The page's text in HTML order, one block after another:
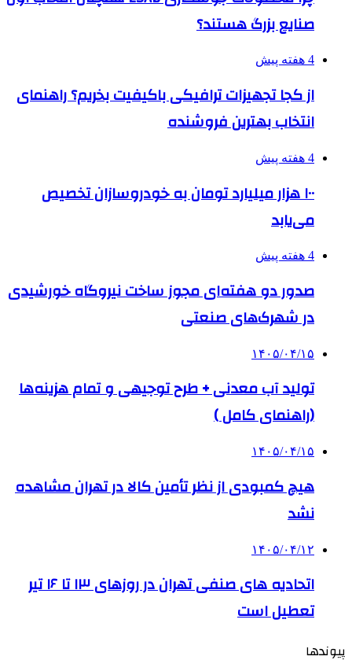
صنایع بزرگ هستند؟
4 هفته پیش
از کجا تجهیزات ترافیکی باکیفیت بخریم؟ راهنمای
انتخاب بهترین فروشنده
4 هفته پیش
۱۰۰ هزار میلیارد تومان به خودروسازان تخصیص
می‌یابد
4 هفته پیش
صدور دو هفته‌ای مجوز ساخت نیروگاه خورشیدی
در شهرک‌های صنعتی
۱۴۰۵/۰۴/۱۵
تولید آب معدنی + طرح توجیهی و تمام هزینه‌ها
(راهنمای کامل )
۱۴۰۵/۰۴/۱۵
هیچ کمبودی از نظر تأمین کالا در تهران مشاهده
نشد
۱۴۰۵/۰۴/۱۲
اتحادیه های صنفی تهران در روزهای ۱۳ تا ۱۶ تیر
تعطیل است
پیوندها